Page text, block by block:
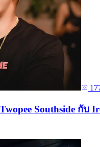
Southside กับ